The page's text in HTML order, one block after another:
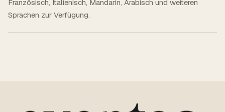
Französisch, Italienisch, Mandarin, Arabisch und weiteren
Sprachen zur Verfügung.